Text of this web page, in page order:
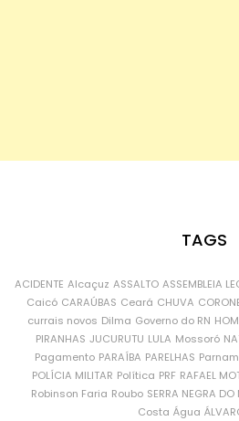
TAGS
ACIDENTE Alcaçuz ASSALTO ASSEMBLEIA
Caicó CARAÚBAS Ceará CHUVA
currais novos Dilma Governo do RN
PIRANHAS JUCURUTU LULA Mossoró
Pagamento PARAÍBA PARELHAS
POLÍCIA MILITAR Política PRF RAFAEL
Robinson Faria Roubo SERRA NEGRA DO
Costa Água